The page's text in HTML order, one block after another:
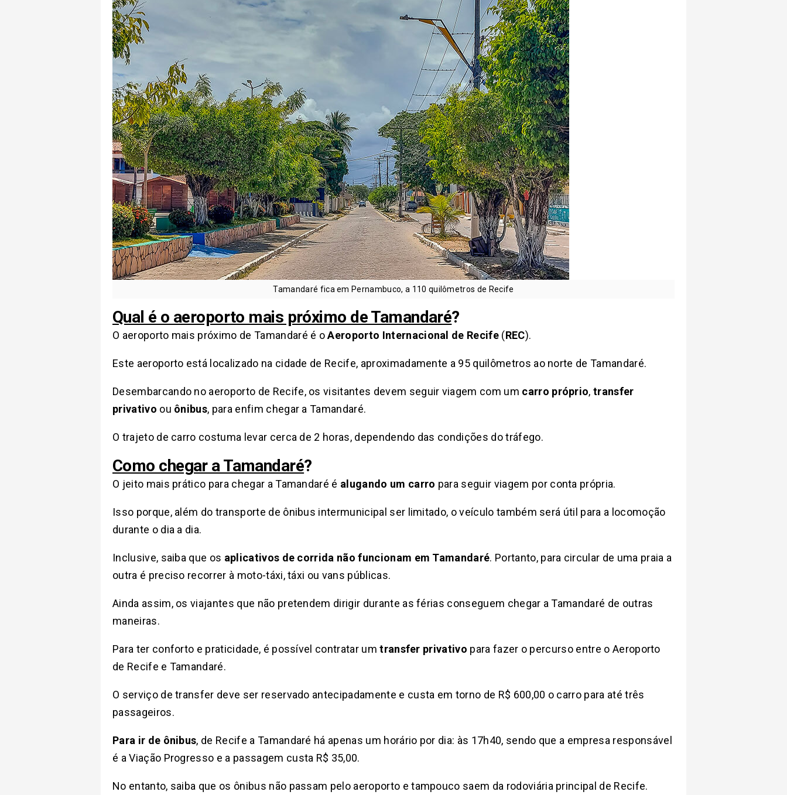
Tamandaré fica em Pernambuco, a 110 quilômetros de Recife
Qual é o aeroporto mais próximo de Tamandaré?
O aeroporto mais próximo de Tamandaré é oAeroporto Internacional de Recife (REC).
Este aeroporto está localizado na cidade de Recife, aproximadamente a 95 quilômetros ao norte de Tamandaré.
Desembarcando no aeroporto de Recife, os visitantes devem seguir viagem com um carro próprio,transfer
privativo ou ônibus, para enfim chegar a Tamandaré.
O trajeto de carro costuma levar cerca de 2 horas, dependendo das condições do tráfego.
Como chegar a Tamandaré?
O jeito mais prático para chegar a Tamandaré é alugando um carro para seguir viagem por conta própria.
Isso porque, além do transporte de ônibus intermunicipal ser limitado, o veículo também será útil para a locomoção
durante o dia a dia.
Inclusive, saiba que os aplicativos de corrida não funcionam em Tamandaré. Portanto, para circular de uma praia a
outra é preciso recorrer à moto-táxi, táxi ou vans públicas.
Ainda assim, os viajantes que não pretendem dirigir durante as férias conseguem chegar a Tamandaré de outras
maneiras.
Para ter conforto e praticidade, é possível contratar um transfer privativo para fazer o percurso entre o Aeroporto
de Recife e Tamandaré.
O serviço de transfer deve ser reservado antecipadamente e custa em torno de R$ 600,00 o carro para até três
passageiros.
Para ir de ônibus, de Recife a Tamandaré há apenas um horário por dia: às 17h40, sendo que a empresa responsável
é a Viação Progresso e a passagem custa R$ 35,00.
No entanto, saiba que os ônibus não passam pelo aeroporto e tampouco saem da rodoviária principal de Recife.